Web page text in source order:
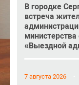
В городке
встреча
«Выездной
7 августа 2026